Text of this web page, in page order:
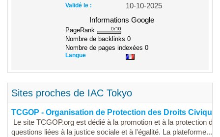
Validé le :
10-10-2025
Informations Google
PageRank
Nombre de backlinks 0
Nombre de pages indexées 0
Langue
Sites proches de IAC Tokyo
TCGOP - Organisation de Protection des Droits
Le site TCGOP.org est dédié à la promotion et à la protection
questions liées à la justice sociale et à l'égalité. La plateforme...